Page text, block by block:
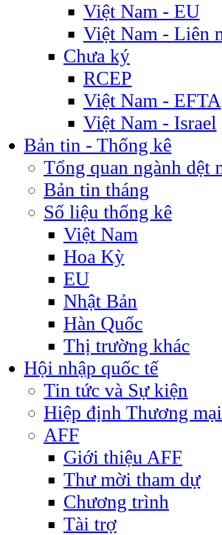
Việt Nam - EU
Việt Nam - Liên
Chưa ký
RCEP
Việt Nam - EFTA
Việt Nam - Israel
Bản tin - Thống kê
Tổng quan ngành dệt
Bản tin tháng
Số liệu thống kê
Việt Nam
Hoa Kỳ
EU
Nhật Bản
Hàn Quốc
Thị trường khác
Hội nhập quốc tế
Tin tức và Sự kiện
Hiệp định Thương
AFF
Giới thiệu AFF
Thư mời tham dự
Chương trình
Tài trợ